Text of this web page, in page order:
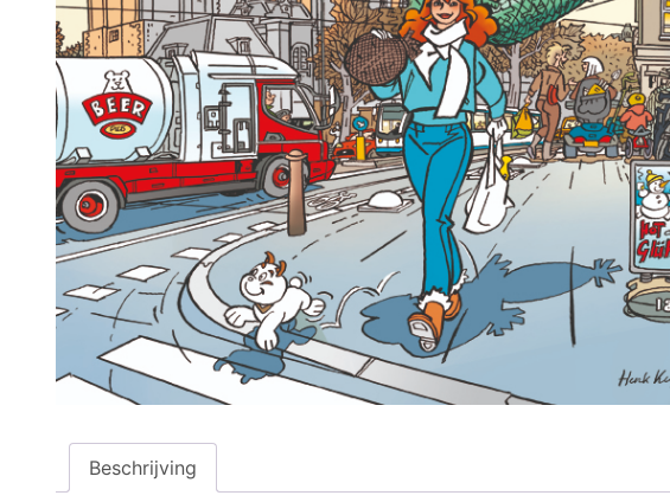
Beschrijving